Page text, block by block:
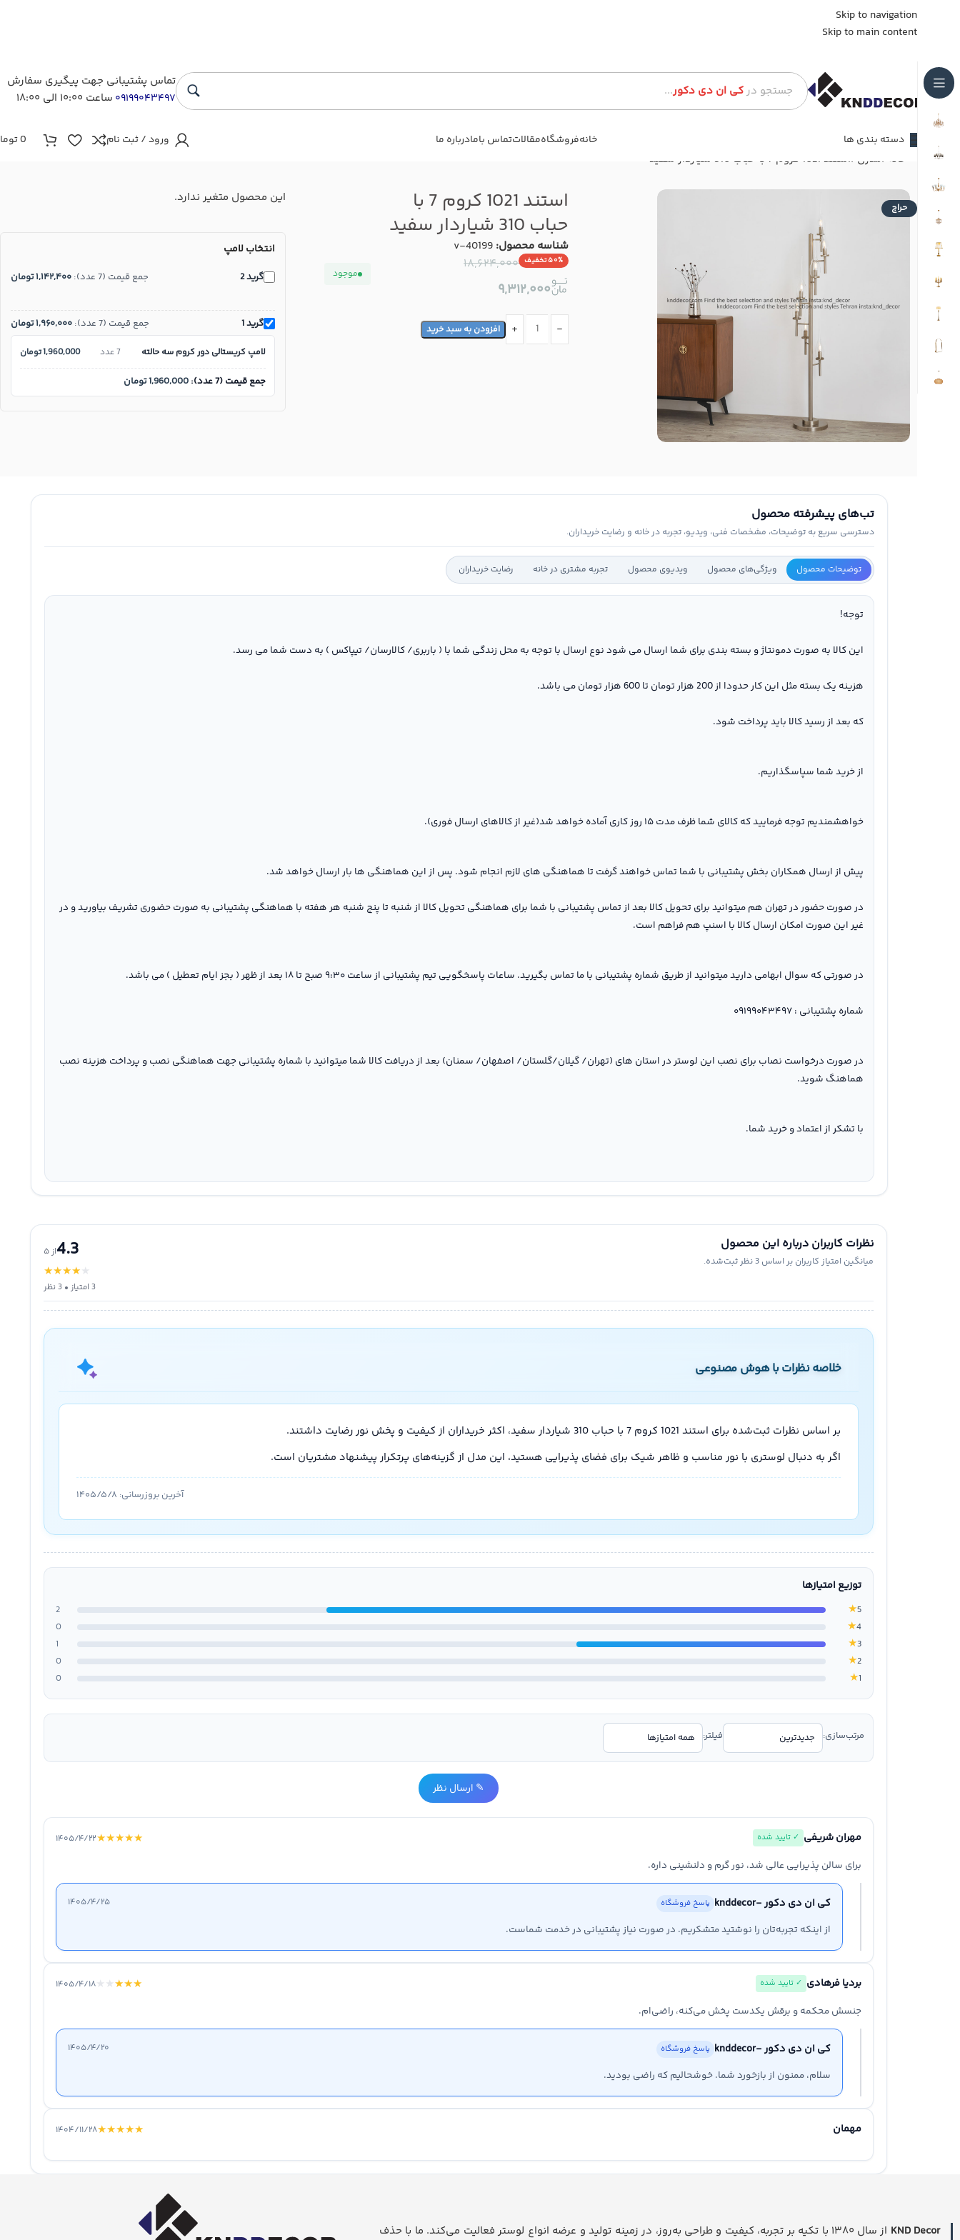
Skip to navigation
Skip to main content
جستجو در کی ان دی دکور...
تماس پشتیبانی جهت پیگیری سفارش
۰۹۱۹۹۰۴۳۴۹۷ ساعت ۱۰:۰۰ الی ۱۸:۰۰
دسته بندی ها خانهفروشگاهمقالاتتماس بامادرباره ما ورود / ثبت نام 0
خانه مدرن استند 1021 کروم 7 با حباب 310 شیاردار سفید
حراج
استند 1021 کروم 7 با
حباب 310 شیاردار سفید
شناسه محصول: v-40199
۵۰% تخفیف ۱۸,۶۲۴,۰۰۰
۹,۳۱۲,۰۰۰
موجود
افزودن به سبد خرید
این محصول متغیر ندارد.
انتخاب لامپ
گرید 2 جمع قیمت (7 عدد): ۱,۱۴۲,۴۰۰تومان
گرید 1 جمع قیمت (7 عدد): ۱,۹۶۰,۰۰۰تومان
لامپ کریستالی دور کروم سه حالته 7 عدد 1,960,000تومان
جمع قیمت (7 عدد): 1,960,000تومان
تب‌های پیشرفته محصول
دسترسی سریع به توضیحات، مشخصات فنی، ویدیو، تجربه در خانه و رضایت خریداران.
توضیحات محصول ویژگی‌های محصول ویدیوی محصول تجربه مشتری در خانه رضایت خریداران
توجه!
این کالا به صورت دمونتاژ و بسته بندی برای شما ارسال می شود نوع ارسال با توجه به محل زندگی شما با ( باربری/ کالارسان/ تیپاکس ) به دست شما می رسد.
هزینه یک بسته مثل این کار حدودا از 200 هزار تومان تا 600 هزار تومان می باشد.
که بعد از رسید کالا باید پرداخت شود.
از خرید شما سپاسگذاریم.
خواهشمندیم توجه فرمایید که کالای شما ظرف مدت ۱۵ روز کاری آماده خواهد شد(غیر از کالاهای ارسال فوری).
پیش از ارسال همکاران بخش پشتیبانی با شما تماس خواهند گرفت تا هماهنگی های لازم انجام شود. پس از این هماهنگی ها بار ارسال خواهد شد.
در صورت حضور در تهران هم میتوانید برای تحویل کالا بعد از تماس پشتیبانی با شما برای هماهنگی تحویل کالا از شنبه تا پنج شنبه هر هفته با هماهنگی پشتیبانی به صورت حضوری تشریف بیاورید و در
غیر این صورت امکان ارسال کالا با اسنپ هم فراهم است.
در صورتی که سوال ابهامی دارید میتوانید از طریق شماره پشتیبانی با ما تماس بگیرید. ساعات پاسخگویی تیم پشتیبانی از ساعت ۹:۳۰ صبح تا ۱۸ بعد از ظهر ( بجز ایام تعطیل ) می باشد.
شماره پشتیبانی : ۰۹۱۹۹۰۴۳۴۹۷
در صورت درخواست نصاب برای نصب این لوستر در استان های (تهران/ گیلان/گلستان/ اصفهان/ سمنان) بعد از دریافت کالا شما میتوانید با شماره پشتیبانی جهت هماهنگی نصب و پرداخت هزینه نصب
هماهنگ شوید.
با تشکر از اعتماد و خرید شما.
نظرات کاربران درباره این محصول
میانگین امتیاز کاربران بر اساس 3 نظر ثبت‌شده. 4.3از ۵
★★★★★
3 امتیاز • 3 نظر
خلاصه نظرات با هوش مصنوعی
بر اساس نظرات ثبت‌شده برای استند 1021 کروم 7 با حباب 310 شیاردار سفید، اکثر خریداران از کیفیت و پخش نور رضایت داشتند.
اگر به دنبال لوستری با نور مناسب و ظاهر شیک برای فضای پذیرایی هستید، این مدل از گزینه‌های پرتکرار پیشنهاد مشتریان است.
آخرین بروزرسانی: ۱۴۰۵/۵/۸
توزیع امتیازها
5
★
2
4
★
0
3
★
1
2
★
0
1
★
0
مرتب‌سازی: فیلتر:
✎ ارسال نظر
مهران شریفی ✓ تایید شده ★
★
★
★
★۱۴۰۵/۴/۲۲
برای سالن پذیرایی عالی شد، نور گرم و دلنشینی داره.
کی ان دی دکور -knddecor پاسخ فروشگاه ۱۴۰۵/۴/۲۵
از اینکه تجربه‌تان را نوشتید متشکریم. در صورت نیاز پشتیبانی در خدمت شماست.
بردیا فرهادی ✓ تایید شده ★
★
★
★
★۱۴۰۵/۴/۱۸
جنسش محکمه و برقش یکدست پخش می‌کنه، راضی‌ام.
کی ان دی دکور -knddecor پاسخ فروشگاه ۱۴۰۵/۴/۲۰
سلام، ممنون از بازخورد شما. خوشحالیم که راضی بودید.
مهمان ★
★
★
★
★۱۴۰۴/۱۱/۲۸
KND Decor
از سال ۱۳۸۰ با تکیه بر تجربه، کیفیت و طراحی به‌روز، در زمینه تولید و عرضه انواع لوستر فعالیت می‌کند. ما با حذف